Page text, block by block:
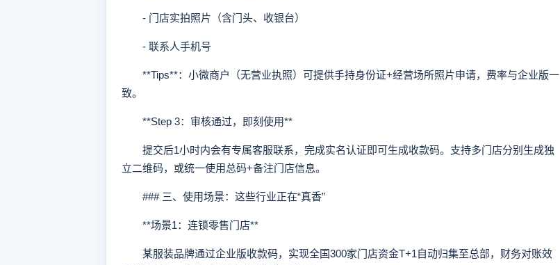
- 门店实拍照片（含门头、收银台）
- 联系人手机号
**Tips**：小微商户（无营业执照）可提供手持身份证+经营场所照片申请，费率与企业版一
致。
**Step 3：审核通过，即刻使用**
提交后1小时内会有专属客服联系，完成实名认证即可生成收款码。支持多门店分别生成独
立二维码，或统一使用总码+备注门店信息。
### 三、使用场景：这些行业正在“真香”
**场景1：连锁零售门店**
某服装品牌通过企业版收款码，实现全国300家门店资金T+1自动归集至总部，财务对账效